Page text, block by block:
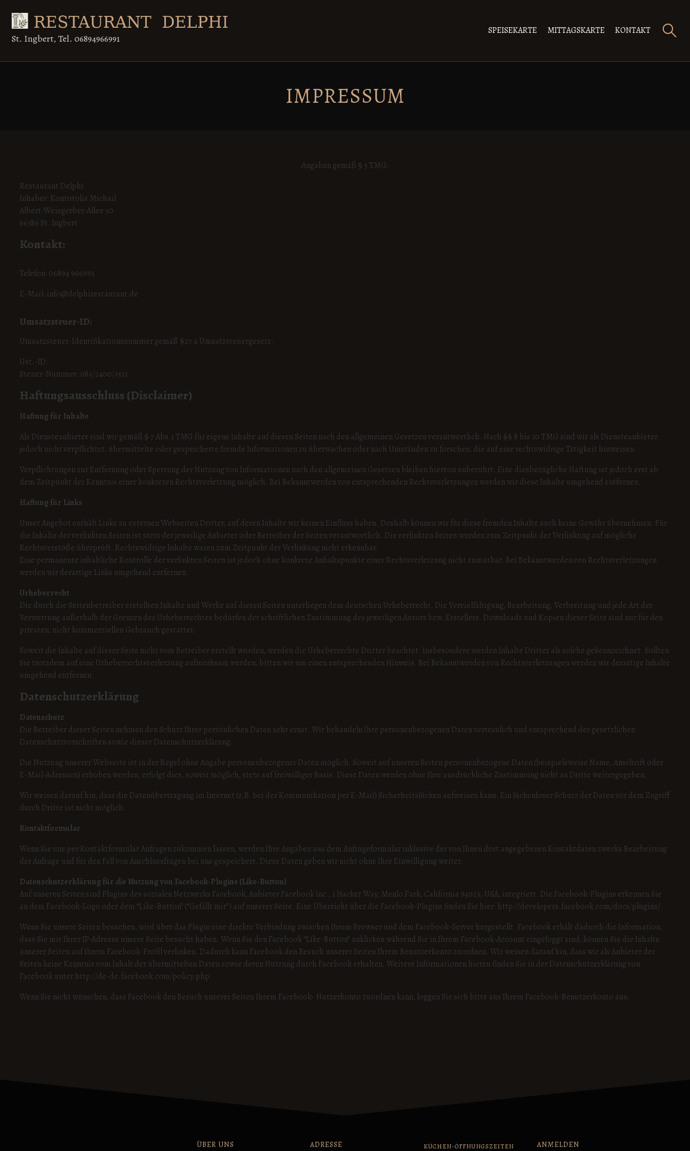
content
St. Ingbert, Tel. 06894966991
SPEISEKARTE MITTAGSKARTE KONTAKT
IMPRESSUM
Angaben gemäß § 5 TMG:
Restaurant Delphi
Inhaber: Kontotolis Michail
Albert-Weisgerber-Allee 50
66386 St. Ingbert
Kontakt:
Telefon: 06894 966991
E-Mail: info@delphirestaurant.de
Umsatzsteuer-ID:
Umsatzsteuer-Identifikationsnummer gemäß §27 a Umsatzsteuergesetz:
Ust.-ID:
Steuer-Nummer: 085/2400/3571
Haftungsausschluss (Disclaimer)
Haftung für Inhalte
Als Diensteanbieter sind wir gemäß § 7 Abs.1 TMG für eigene Inhalte auf diesen Seiten nach den allgemeinen Gesetzen verantwortlich. Nach §§ 8 bis 10 TMG sind wir als Diensteanbieter
jedoch nicht verpflichtet, übermittelte oder gespeicherte fremde Informationen zu überwachen oder nach Umständen zu forschen, die auf eine rechtswidrige Tätigkeit hinweisen.
Verpflichtungen zur Entfernung oder Sperrung der Nutzung von Informationen nach den allgemeinen Gesetzen bleiben hiervon unberührt. Eine diesbezügliche Haftung ist jedoch erst ab
dem Zeitpunkt der Kenntnis einer konkreten Rechtsverletzung möglich. Bei Bekanntwerden von entsprechenden Rechtsverletzungen werden wir diese Inhalte umgehend entfernen.
Haftung für Links
Unser Angebot enthält Links zu externen Webseiten Dritter, auf deren Inhalte wir keinen Einfluss haben. Deshalb können wir für diese fremden Inhalte auch keine Gewähr übernehmen. Für
die Inhalte der verlinkten Seiten ist stets der jeweilige Anbieter oder Betreiber der Seiten verantwortlich. Die verlinkten Seiten wurden zum Zeitpunkt der Verlinkung auf mögliche
Rechtsverstöße überprüft. Rechtswidrige Inhalte waren zum Zeitpunkt der Verlinkung nicht erkennbar.
Eine permanente inhaltliche Kontrolle der verlinkten Seiten ist jedoch ohne konkrete Anhaltspunkte einer Rechtsverletzung nicht zumutbar. Bei Bekanntwerden von Rechtsverletzungen
werden wir derartige Links umgehend entfernen.
Urheberrecht
Die durch die Seitenbetreiber erstellten Inhalte und Werke auf diesen Seiten unterliegen dem deutschen Urheberrecht. Die Vervielfältigung, Bearbeitung, Verbreitung und jede Art der
Verwertung außerhalb der Grenzen des Urheberrechtes bedürfen der schriftlichen Zustimmung des jeweiligen Autors bzw. Erstellers. Downloads und Kopien dieser Seite sind nur für den
privaten, nicht kommerziellen Gebrauch gestattet.
Soweit die Inhalte auf dieser Seite nicht vom Betreiber erstellt wurden, werden die Urheberrechte Dritter beachtet. Insbesondere werden Inhalte Dritter als solche gekennzeichnet. Sollten
Sie trotzdem auf eine Urheberrechtsverletzung aufmerksam werden, bitten wir um einen entsprechenden Hinweis. Bei Bekanntwerden von Rechtsverletzungen werden wir derartige Inhalte
umgehend entfernen.
Datenschutzerklärung
Datenschutz
Die Betreiber dieser Seiten nehmen den Schutz Ihrer persönlichen Daten sehr ernst. Wir behandeln Ihre personenbezogenen Daten vertraulich und entsprechend der gesetzlichen
Datenschutzvorschriften sowie dieser Datenschutzerklärung.
Die Nutzung unserer Webseite ist in der Regel ohne Angabe personenbezogener Daten möglich. Soweit auf unseren Seiten personenbezogene Daten (beispielsweise Name, Anschrift oder
E-Mail-Adressen) erhoben werden, erfolgt dies, soweit möglich, stets auf freiwilliger Basis. Diese Daten werden ohne Ihre ausdrückliche Zustimmung nicht an Dritte weitergegeben.
Wir weisen darauf hin, dass die Datenübertragung im Internet (z.B. bei der Kommunikation per E-Mail) Sicherheitslücken aufweisen kann. Ein lückenloser Schutz der Daten vor dem Zugriff
durch Dritte ist nicht möglich.
Kontaktformular
Wenn Sie uns per Kontaktformular Anfragen zukommen lassen, werden Ihre Angaben aus dem Anfrageformular inklusive der von Ihnen dort angegebenen Kontaktdaten zwecks Bearbeitung
der Anfrage und für den Fall von Anschlussfragen bei uns gespeichert. Diese Daten geben wir nicht ohne Ihre Einwilligung weiter.
Datenschutzerklärung für die Nutzung von Facebook-Plugins (Like-Button)
Auf unseren Seiten sind Plugins des sozialen Netzwerks Facebook, Anbieter Facebook Inc., 1 Hacker Way, Menlo Park, California 94025, USA, integriert. Die Facebook-Plugins erkennen Sie
an dem Facebook-Logo oder dem “Like-Button” (“Gefällt mir”) auf unserer Seite. Eine Übersicht über die Facebook-Plugins finden Sie hier: http://developers.facebook.com/docs/plugins/.
Wenn Sie unsere Seiten besuchen, wird über das Plugin eine direkte Verbindung zwischen Ihrem Browser und dem Facebook-Server hergestellt. Facebook erhält dadurch die Information,
dass Sie mit Ihrer IP-Adresse unsere Seite besucht haben. Wenn Sie den Facebook “Like-Button” anklicken während Sie in Ihrem Facebook-Account eingeloggt sind, können Sie die Inhalte
unserer Seiten auf Ihrem Facebook-Profil verlinken. Dadurch kann Facebook den Besuch unserer Seiten Ihrem Benutzerkonto zuordnen. Wir weisen darauf hin, dass wir als Anbieter der
Seiten keine Kenntnis vom Inhalt der übermittelten Daten sowie deren Nutzung durch Facebook erhalten. Weitere Informationen hierzu finden Sie in der Datenschutzerklärung von
Facebook unter http://de-de.facebook.com/policy.php.
Wenn Sie nicht wünschen, dass Facebook den Besuch unserer Seiten Ihrem Facebook- Nutzerkonto zuordnen kann, loggen Sie sich bitte aus Ihrem Facebook-Benutzerkonto aus.
ÜBER UNS ADRESSE KÜCHEN-ÖFFNUNGSZEITEN ANMELDEN